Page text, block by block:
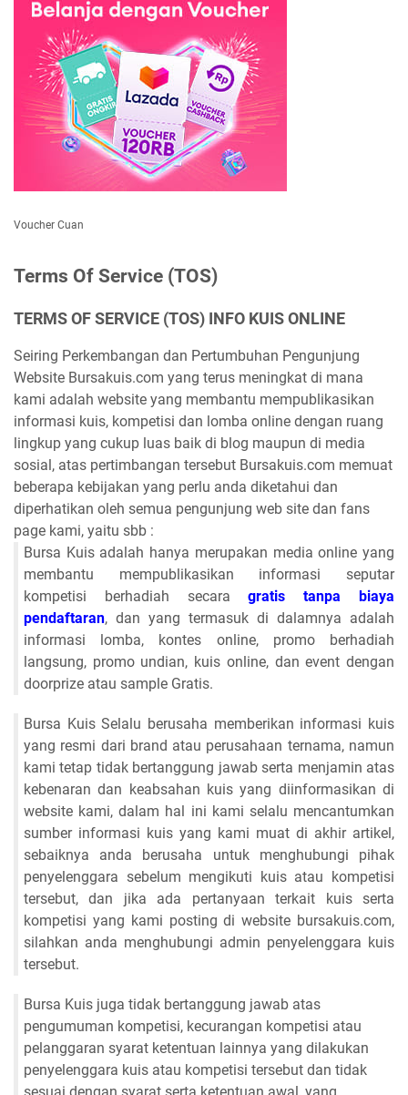
Voucher Cuan
Terms Of Service (TOS)
TERMS OF SERVICE (TOS) INFO KUIS ONLINE
Seiring Perkembangan dan Pertumbuhan Pengunjung
Website Bursakuis.com yang terus meningkat di mana
kami adalah website yang membantu mempublikasikan
informasi kuis, kompetisi dan lomba online dengan ruang
lingkup yang cukup luas baik di blog maupun di media
sosial, atas pertimbangan tersebut Bursakuis.com memuat
beberapa kebijakan yang perlu anda diketahui dan
diperhatikan oleh semua pengunjung web site dan fans
page kami, yaitu sbb :
Bursa Kuis adalah hanya merupakan media online yang
membantu mempublikasikan informasi seputar
kompetisi berhadiah secaragratis tanpa biaya
pendaftaran, dan yang termasuk di dalamnya adalah
informasi lomba, kontes online, promo berhadiah
langsung, promo undian, kuis online, dan event dengan
doorprize atau sample Gratis.
Bursa Kuis Selalu berusaha memberikan informasi kuis
yang resmi dari brand atau perusahaan ternama, namun
kami tetap tidak bertanggung jawab serta menjamin atas
kebenaran dan keabsahan kuis yang diinformasikan di
website kami, dalam hal ini kami selalu mencantumkan
sumber informasi kuis yang kami muat di akhir artikel,
sebaiknya anda berusaha untuk menghubungi pihak
penyelenggara sebelum mengikuti kuis atau kompetisi
tersebut, dan jika ada pertanyaan terkait kuis serta
kompetisi yang kami posting di website bursakuis.com,
silahkan anda menghubungi admin penyelenggara kuis
tersebut.
Bursa Kuis juga tidak bertanggung jawab atas
pengumuman kompetisi, kecurangan kompetisi atau
pelanggaran syarat ketentuan lainnya yang dilakukan
penyelenggara kuis atau kompetisi tersebut dan tidak